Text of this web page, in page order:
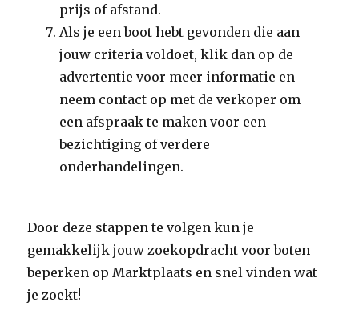
prijs of afstand.
Als je een boot hebt gevonden die aan
jouw criteria voldoet, klik dan op de
advertentie voor meer informatie en
neem contact op met de verkoper om
een afspraak te maken voor een
bezichtiging of verdere
onderhandelingen.
Door deze stappen te volgen kun je
gemakkelijk jouw zoekopdracht voor boten
beperken op Marktplaats en snel vinden wat
je zoekt!